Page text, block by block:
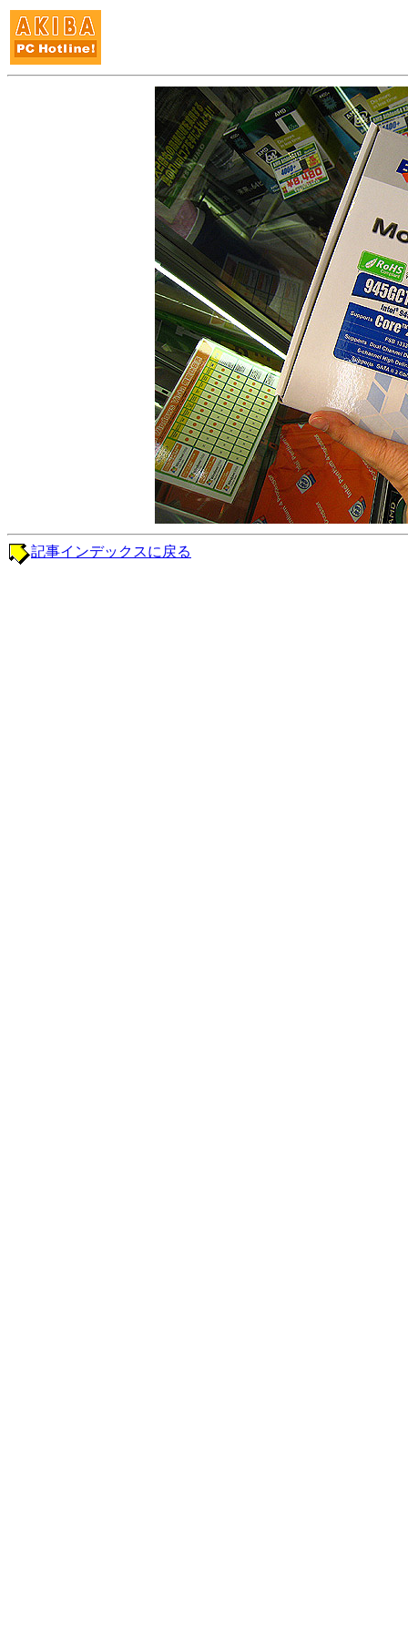
記事インデックスに戻る